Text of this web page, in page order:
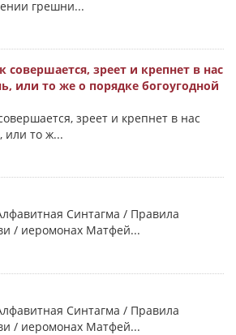
грешни...
зреет и крепнет в нас
или то же о порядке богоугодной
зреет и крепнет в нас
или то ж...
Синтагма / Правила
/ иеромонах Матфей...
Синтагма / Правила
/ иеромонах Матфей...